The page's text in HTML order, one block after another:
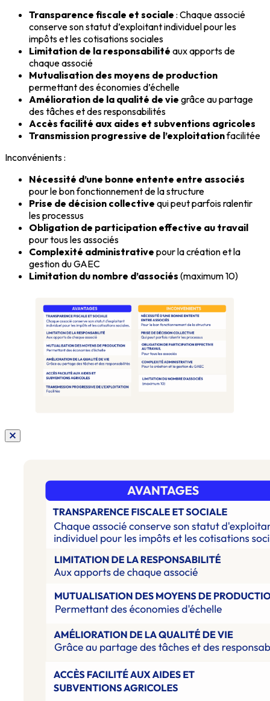
Transparence fiscale et sociale : Chaque associé
conserve son statut d’exploitant individuel pour les
impôts et les cotisations sociales
Limitation de la responsabilité aux apports de
chaque associé
Mutualisation des moyens de production
permettant des économies d’échelle
Amélioration de la qualité de vie grâce au partage
des tâches et des responsabilités
Accès facilité aux aides et subventions agricoles
Transmission progressive de l’exploitationfacilitée
Inconvénients :
Nécessité d’une bonne entente entre associés
pour le bon fonctionnement de la structure
Prise de décision collective qui peut parfois ralentir
les processus
Obligation de participation effective au travail
pour tous les associés
Complexité administrative pour la création et la
gestion du GAEC
Limitation du nombre d’associés (maximum 10)